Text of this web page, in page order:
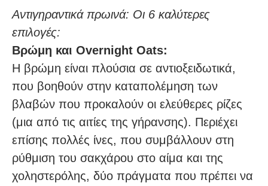
Αντιγηραντικά πρωινά: Οι 6 καλύτερες
επιλογές:
Βρώμη και Overnight Oats:
Η βρώμη είναι πλούσια σε αντιοξειδωτικά,
που βοηθούν στην καταπολέμηση των
βλαβών που προκαλούν οι ελεύθερες ρίζες
(μια από τις αιτίες της γήρανσης). Περιέχει
επίσης πολλές ίνες, που συμβάλλουν στη
ρύθμιση του σακχάρου στο αίμα και της
χοληστερόλης, δύο πράγματα που πρέπει να